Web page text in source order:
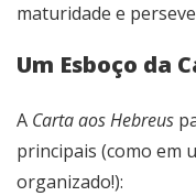
maturidade e
Um Esboço da
A Carta aos Hebreus
principais (como em
organizado!):